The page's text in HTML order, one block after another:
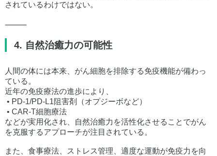
されているわけではない。
⸻
4. 自然治癒力の可能性
人間の体には本来、がん細胞を排除する免疫機能が備わっ
ている。
近年の免疫療法の進歩により、
• PD-1/PD-L1阻害剤（オプジーボなど）
• CAR-T細胞療法
などが実用化され、自然治癒力を活性化させることでがん
を克服するアプローチが注目されている。
また、食事療法、ストレス管理、適度な運動が免疫力を向